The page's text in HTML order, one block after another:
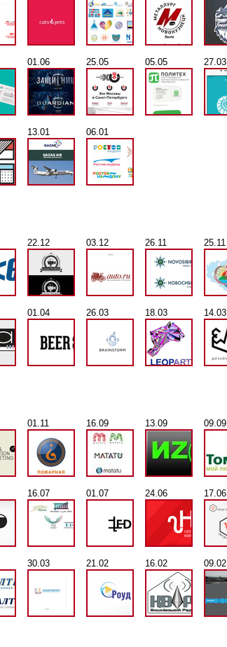
01.06 25.05 05.05 27.03
13.01 06.01
22.12 03.12 26.11 25.11
01.04 26.03 18.03 14.03
01.11 16.09 13.09 09.09
16.07 01.07 24.06 17.06
30.03 21.02 16.02 09.02